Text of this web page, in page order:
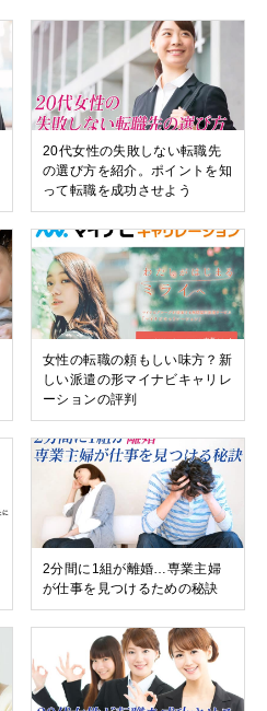
20代女性の失敗しない転職先
の選び方を紹介。ポイントを知
って転職を成功させよう
女性の転職の頼もしい味方？新
しい派遣の形マイナビキャリレ
ーションの評判
2分間に1組が離婚…専業主婦
が仕事を見つけるための秘訣